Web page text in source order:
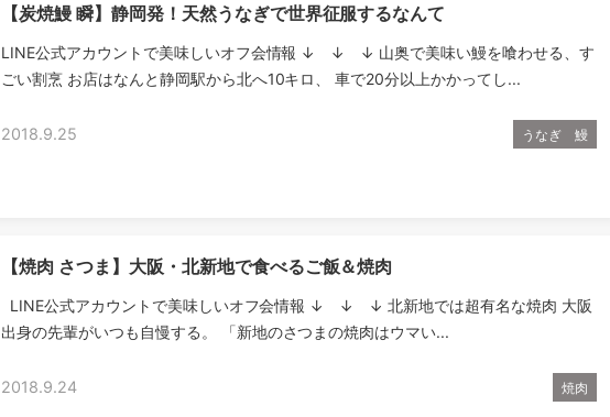
【炭焼鰻 瞬】静岡発！天然うなぎで世界征服するなんて
LINE公式アカウントで美味しいオフ会情報 ↓ ↓ ↓ 山奥で美味い鰻を喰わせる、す
ごい割烹 お店はなんと静岡駅から北へ10キロ、 車で20分以上かかってし...
2018.9.25 うなぎ 鰻
【焼肉 さつま】大阪・北新地で食べるご飯＆焼肉
LINE公式アカウントで美味しいオフ会情報 ↓ ↓ ↓ 北新地では超有名な焼肉 大阪
出身の先輩がいつも自慢する。 「新地のさつまの焼肉はウマい...
2018.9.24 焼肉